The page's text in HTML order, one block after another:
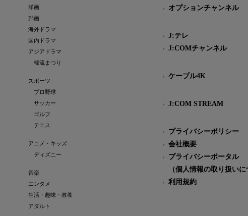
洋画
邦画
海外ドラマ
国内ドラマ
アジアドラマ
韓流まつり
スポーツ
プロ野球
サッカー
ゴルフ
テニス
アニメ・キッズ
ディズニー
音楽
エンタメ
生活・趣味・教養
アダルト
オプションチャンネル
J:テレ
J:COMチャンネル
ケーブル4K
J:COM STREAM
プライバシーポリシー
会社概要
プライバシーポータル
（個人情報の取り扱いに
利用規約